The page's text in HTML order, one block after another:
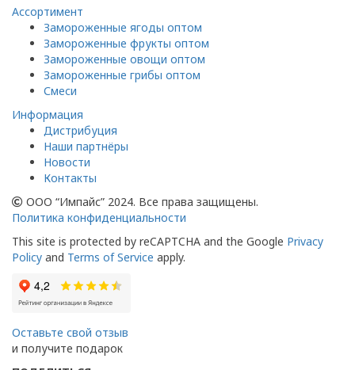
Ассортимент
Замороженные ягоды оптом
Замороженные фрукты оптом
Замороженные овощи оптом
Замороженные грибы оптом
Смеси
Информация
Дистрибуция
Наши партнёры
Новости
Контакты
ООО “Импайс” 2024. Все права защищены.
Политика конфиденциальности
This site is protected by reCAPTCHA and the Google Privacy
Policy and Terms of Service apply.
Оставьте свой отзыв
и получите подарок